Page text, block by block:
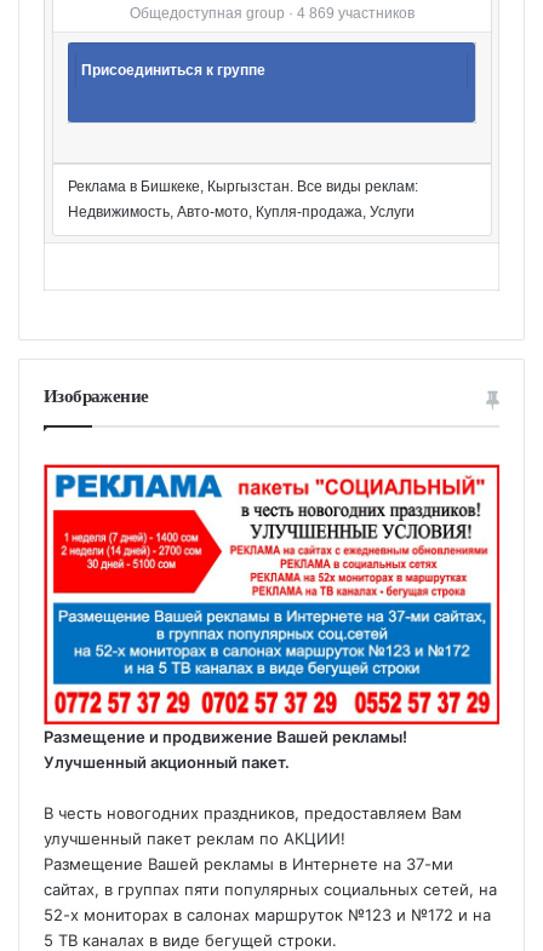
Общедоступная group · 4 869 участников
Присоединиться к группе
Реклама в Бишкеке, Кыргызстан. Все виды реклам:
Недвижимость, Авто-мото, Купля-продажа, Услуги
Изображение
Размещение и продвижение Вашей рекламы!
Улучшенный акционный пакет.
В честь новогодних праздников, предоставляем Вам
улучшенный пакет реклам по АКЦИИ!
Размещение Вашей рекламы в Интернете на 37-ми
сайтах, в группах пяти популярных социальных сетей, на
52-х мониторах в салонах маршруток №123 и №172 и на
5 ТВ каналах в виде бегущей строки.